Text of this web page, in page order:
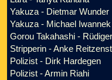
Yakuza - Dietmar Wunder
Yakuza - Michael Iwannek
Gorou Takahashi -
Stripperin - Anke
Polizist - Dirk Hardegen
Polizist - Armin Riahi